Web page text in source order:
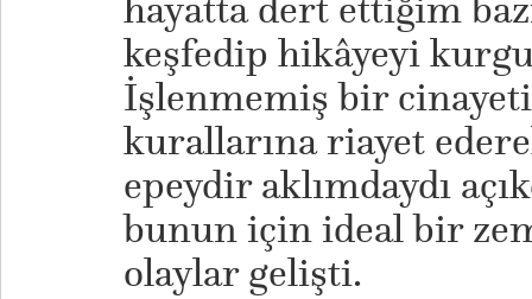
hayatta dert ettiğim
keşfedip hikâyeyi
İşlenmemiş bir
kurallarına riayet
epeydir aklımdaydı
bunun için ideal bir
olaylar gelişti.